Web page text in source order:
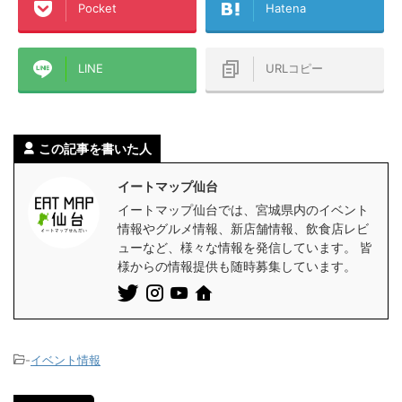
Pocket Hatena
LINE URLコピー
この記事を書いた人
イートマップ仙台
イートマップ仙台では、宮城県内のイベント
情報やグルメ情報、新店舗情報、飲食店レビ
ューなど、様々な情報を発信しています。 皆
様からの情報提供も随時募集しています。
-イベント情報